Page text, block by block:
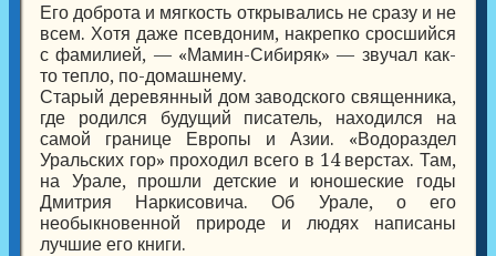
Его доброта и мягкость открывались не сразу и не
всем. Хотя даже псевдоним, накрепко сросшийся
с фамилией, — «Мамин-Сибиряк» — звучал как-
то тепло, по-домашнему.
Старый деревянный дом заводского священника,
где родился будущий писатель, находился на
самой границе Европы и Азии. «Водораздел
Уральских гор» проходил всего в 14 верстах. Там,
на Урале, прошли детские и юношеские годы
Дмитрия Наркисовича. Об Урале, о его
необыкновенной природе и людях написаны
лучшие его книги.